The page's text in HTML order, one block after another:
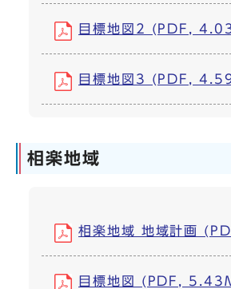
目標地図2 (PDF,
目標地図3 (PDF,
相楽地域
相楽地域 地域計画
目標地図 (PDF,